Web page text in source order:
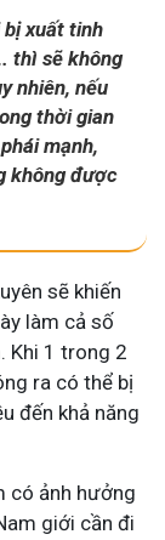
bị xuất tinh
thì sẽ không
nhiên, nếu
thời gian
mạnh,
không được
sẽ khiến
làm cả số
Khi 1 trong 2
ra có thể bị
đến khả năng
có ảnh hưởng
giới cần đi